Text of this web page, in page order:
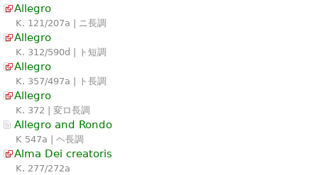
Allegro
K. 121/207a | ニ長調
Allegro
K. 312/590d | ト短調
Allegro
K. 357/497a | ト長調
Allegro
K. 372 | 変ロ長調
Allegro and Rondo
K 547a | ヘ長調
Alma Dei creatoris
K. 277/272a